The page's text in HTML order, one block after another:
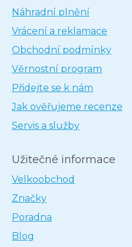
Náhradní plnění
Vrácení a reklamace
Obchodní podmínky
Věrnostní program
Přidejte se k nám
Jak ověřujeme recenze
Servis a služby
Užitečné informace
Velkoobchod
Značky
Poradna
Blog